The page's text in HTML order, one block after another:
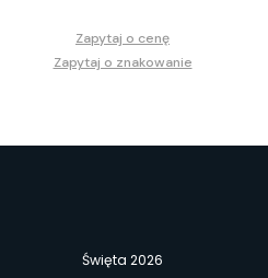
Zapytaj o cenę
Zapytaj o znakowanie
Święta 2026